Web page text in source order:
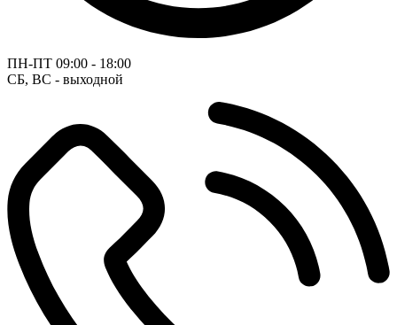
ПН-ПТ 09:00 - 18:00
СБ, ВС - выходной